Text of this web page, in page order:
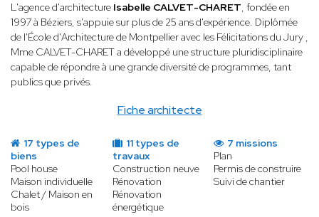
Fiche architecte
L'agence d'architecture Isabelle CALVET-CHARET, fondée en
1997 à Béziers, s'appuie sur plus de 25 ans d'expérience. Diplômée
de l'École d'Architecture de Montpellier avec les Félicitations du Jury ,
Mme CALVET-CHARET a développé une structure pluridisciplinaire
capable de répondre à une grande diversité de programmes, tant
publics que privés.
17 types de
biens
Pool house
Maison individuelle
Chalet / Maison en
bois
11 types de
travaux
Construction neuve
Rénovation
Rénovation
énergétique
7 missions
Plan
Permis de construire
Suivi de chantier